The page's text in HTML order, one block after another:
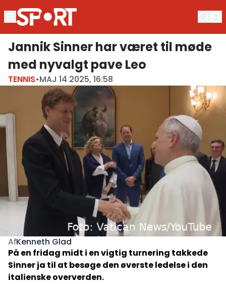
Jannik Sinner har været til møde
med nyvalgt pave Leo
TENNIS•MAJ 14 2025, 16:58
AfKenneth Glad
På en fridag midt i en vigtig turnering takkede
Sinner ja til at besøge den øverste ledelse i den
italienske oververden.